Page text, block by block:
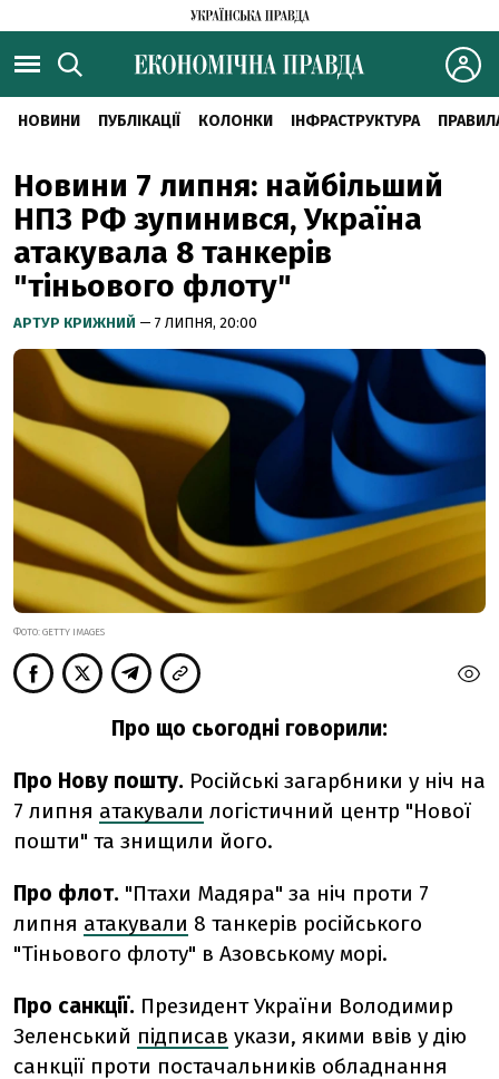
НОВИНИ ПУБЛІКАЦІЇ КОЛОНКИ ІНФРАСТРУКТУРА
Новини 7 липня: найбільший
НПЗ РФ зупинився, Україна
атакувала 8 танкерів
"тіньового флоту"
АРТУР КРИЖНИЙ — 7 ЛИПНЯ, 20:00
ФОТО: GETTY IMAGES
Про що сьогодні говорили:
Про Нову пошту. Російські загарбники у ніч на
7 липня атакували логістичний центр "Нової
пошти" та знищили його.
Про флот. "Птахи Мадяра" за ніч проти 7
липня атакували 8 танкерів російського
"Тіньового флоту" в Азовському морі.
Про санкції. Президент України Володимир
Зеленський підписав укази, якими ввів у дію
санкції проти постачальників обладнання